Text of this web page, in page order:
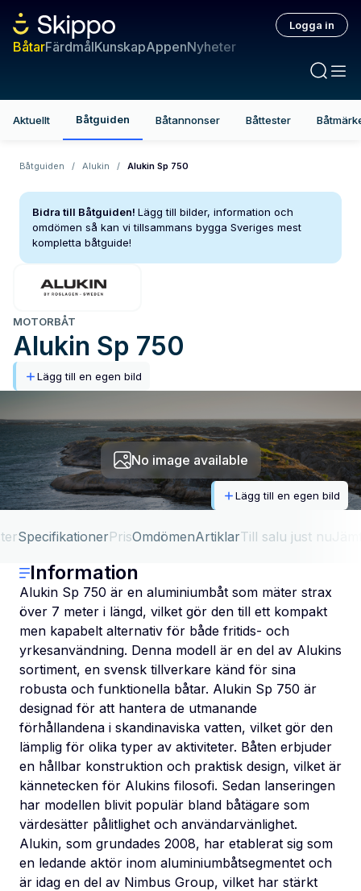
BåtarFärdmålKunskapAppenNyheter
Logga in
Aktuellt Båtguiden Båtannonser Båttester
Båtguiden / Alukin / Alukin Sp 750
Bidra till Båtguiden! Lägg till bilder, information och
omdömen så kan vi tillsammans bygga Sveriges mest
kompletta båtguide!
MOTORBÅT
Alukin Sp 750
Lägg till en egen bild
No image available
Lägg till en egen bild
SpecifikationerPrisOmdömenArtiklarTill salu just nu
Information
Alukin Sp 750 är en aluminiumbåt som mäter strax
över 7 meter i längd, vilket gör den till ett kompakt
men kapabelt alternativ för både fritids- och
yrkesanvändning. Denna modell är en del av Alukins
sortiment, en svensk tillverkare känd för sina
robusta och funktionella båtar. Alukin Sp 750 är
designad för att hantera de utmanande
förhållandena i skandinaviska vatten, vilket gör den
lämplig för olika typer av aktiviteter. Båten erbjuder
en hållbar konstruktion och praktisk design, vilket är
kännetecken för Alukins filosofi. Sedan lanseringen
har modellen blivit populär bland båtägare som
värdesätter pålitlighet och användarvänlighet.
Alukin, som grundades 2008, har etablerat sig som
en ledande aktör inom aluminiumbåtsegmentet och
är idag en del av Nimbus Group, vilket har stärkt